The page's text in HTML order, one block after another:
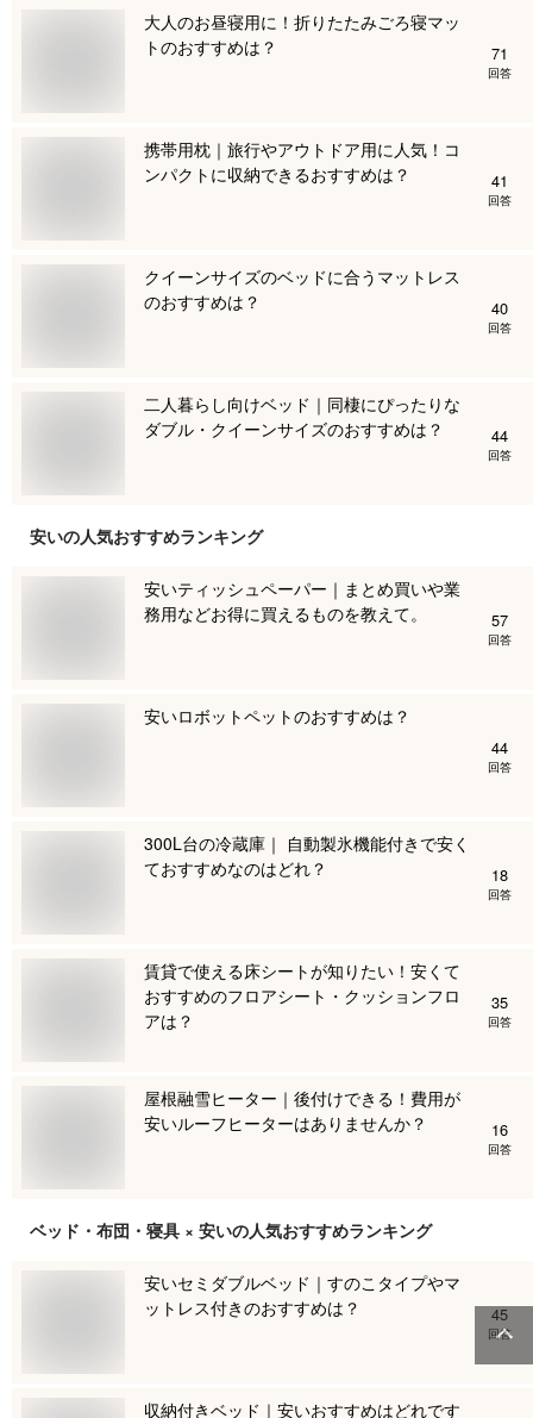
大人のお昼寝用に！折りたたみごろ寝マッ
トのおすすめは？
71
回答
携帯用枕｜旅行やアウトドア用に人気！コ
ンパクトに収納できるおすすめは？
41
回答
クイーンサイズのベッドに合うマットレス
のおすすめは？
40
回答
二人暮らし向けベッド｜同棲にぴったりな
ダブル・クイーンサイズのおすすめは？
44
回答
安いの人気おすすめランキング
安いティッシュペーパー｜まとめ買いや業
務用などお得に買えるものを教えて。
57
回答
安いロボットペットのおすすめは？
44
回答
300L台の冷蔵庫｜ 自動製氷機能付きで安く
ておすすめなのはどれ？
18
回答
賃貸で使える床シートが知りたい！安くて
おすすめのフロアシート・クッションフロ
アは？
35
回答
屋根融雪ヒーター｜後付けできる！費用が
安いルーフヒーターはありませんか？
16
回答
ベッド・布団・寝具 × 安いの人気おすすめランキング
安いセミダブルベッド｜すのこタイプやマ
ットレス付きのおすすめは？
45
回答
収納付きベッド｜安いおすすめはどれです